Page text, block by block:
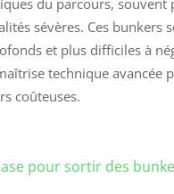
sévères. Ces bunkers
et plus difficiles à
technique avancée
coûteuses.
pour sortir des